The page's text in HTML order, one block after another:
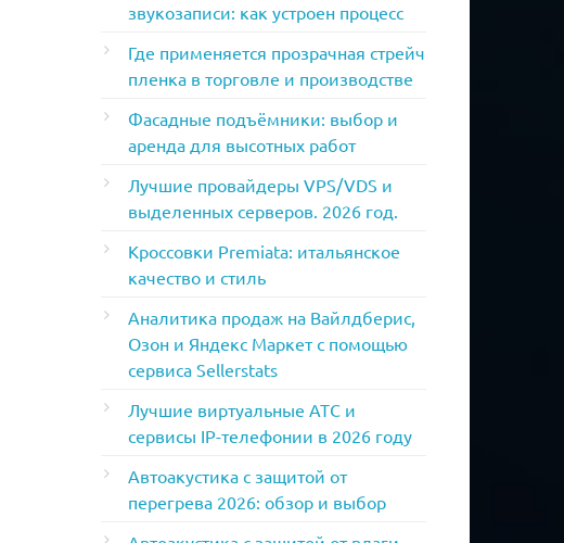
звукозаписи: как устроен процесс
Где применяется прозрачная стрейч
пленка в торговле и производстве
Фасадные подъёмники: выбор и
аренда для высотных работ
Лучшие провайдеры VPS/VDS и
выделенных серверов. 2026 год.
Кроссовки Premiata: итальянское
качество и стиль
Аналитика продаж на Вайлдберис,
Озон и Яндекс Маркет с помощью
сервиса Sellerstats
Лучшие виртуальные АТС и
сервисы IP-телефонии в 2026 году
Автоакустика с защитой от
перегрева 2026: обзор и выбор